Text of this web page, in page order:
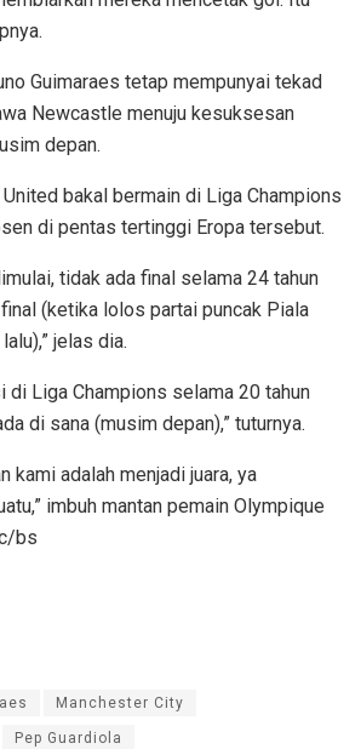
Guimaraes tetap mempunyai tekad
Newcastle menuju kesuksesan
depan.
bakal bermain di Liga Champions
di pentas tertinggi Eropa tersebut.
tidak ada final selama 24 tahun
(ketika lolos partai puncak Piala
jelas dia.
di Liga Champions selama 20 tahun
di sana (musim depan),” tuturnya.
kami adalah menjadi juara, ya
imbuh mantan pemain Olympique
bs
Manchester City
Pep Guardiola